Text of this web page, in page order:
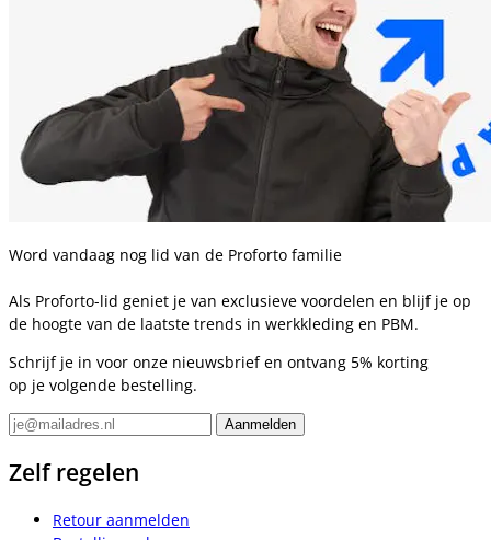
Word vandaag nog lid van de Proforto familie
Als Proforto-lid geniet je van exclusieve voordelen en blijf je op
de hoogte van de laatste trends in werkkleding en PBM.
Schrijf je in voor onze nieuwsbrief en ontvang 5% korting
op je volgende bestelling.
Zelf regelen
Retour aanmelden